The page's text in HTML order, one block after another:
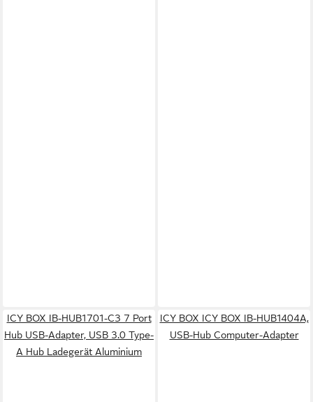
ICY BOX IB-HUB1701-C3 7 Port
Hub USB-Adapter, USB 3.0 Type-
A Hub Ladegerät Aluminium
ICY BOX ICY BOX IB-HUB1404A,
USB-Hub Computer-Adapter